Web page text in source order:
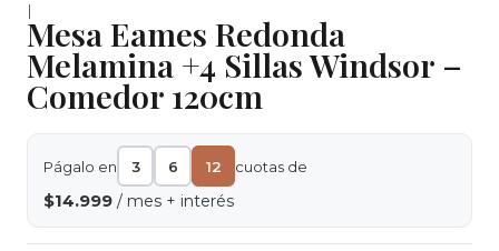
|
Mesa Eames Redonda
Melamina +4 Sillas Windsor –
Comedor 120cm
Págalo en 3 6 12 cuotas de
$14.999 / mes + interés